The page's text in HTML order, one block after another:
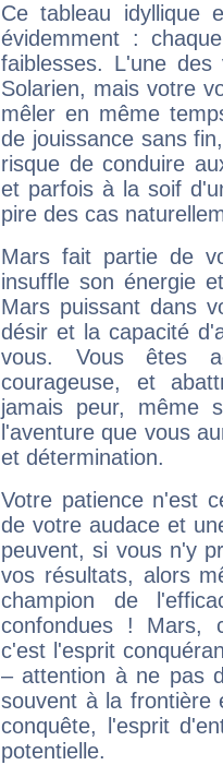
Ce tableau idyllique
évidemment :
faiblesses. L'une
Solarien, mais votre
mêler en même
de jouissance sans
risque de conduire
et parfois à la soif
pire des cas
Mars fait partie de
insuffle son énergie
Mars puissant dans
désir et la capacité
vous. Vous êtes
courageuse, et
jamais peur, même
l'aventure que vous
et détermination.
Votre patience n'est
de votre audace et
peuvent, si vous n'y
vos résultats, alors
champion de
confondues ! Mars,
c'est l'esprit
– attention à ne pas
souvent à la frontière
conquête, l'esprit
potentielle.